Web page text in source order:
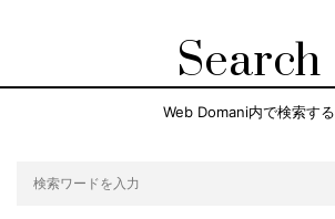
Search
Web Domani内で検索する